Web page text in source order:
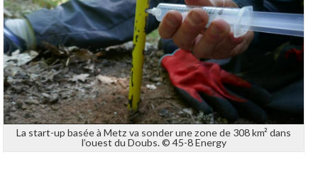
La start-up basée à Metz va sonder une zone de 308 km² dans
l’ouest du Doubs. © 45-8 Energy